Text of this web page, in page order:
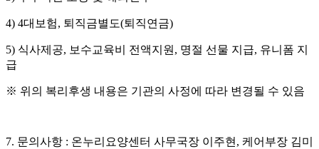
4) 4대보험, 퇴직금별도(퇴직연금)
5) 식사제공, 보수교육비 전액지원 , 명절 선물 지급, 유니폼 지
급
※ 위의 복리후생 내용은 기관의 사정에 따라 변경될 수 있음
7. 문의사항 : 온누리요양센터 사무국장 이주현 , 케어부장 김미